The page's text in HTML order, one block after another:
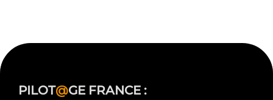
PILOT@GE FRANCE :